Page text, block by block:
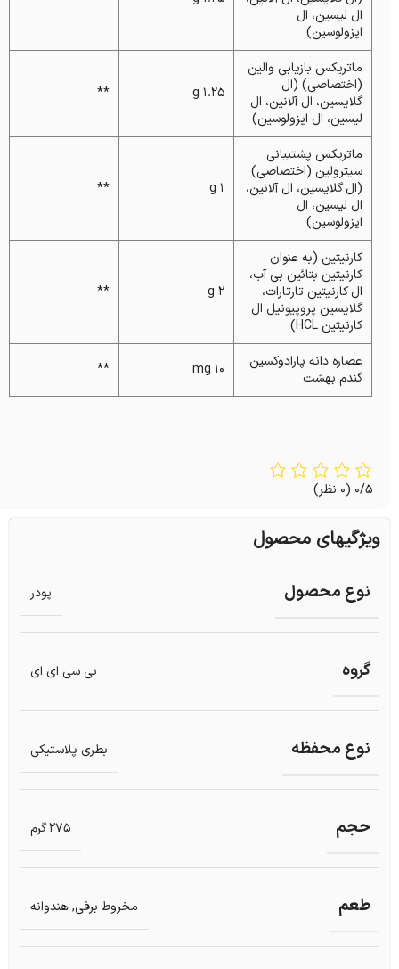
ال لیسین، ال
ایزولوسین)
ماتریکس بازیابی والین
(اختصاصی) (ال
گلایسین، ال آلانین، ال
لیسین، ال ایزولوسین)
1.25 g
**
ماتریکس پشتیبانی
سیترولین (اختصاصی)
(ال گلایسین، ال آلانین،
ال لیسین، ال
ایزولوسین)
1 g
**
کارنیتین (به عنوان
کارنیتین بتائین بی آب،
ال کارنیتین تارتارات،
گلایسین پروپیونیل ال
کارنیتین HCL)
2 g
**
عصاره دانه پارادوکسین
گندم بهشت
10 mg
**
0/5 (0 نظر)
ویژگیهای محصول
نوع محصول پودر
گروه بی سی ای ای
نوع محفظه بطری پلاستیکی
حجم 275 گرم
طعم مخروط برفی,هندوانه